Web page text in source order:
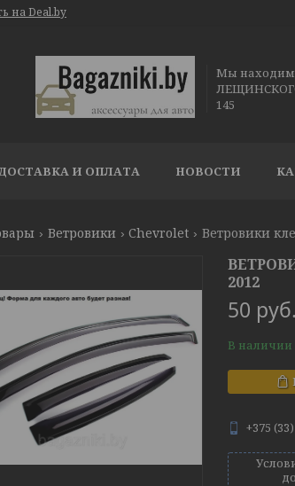
на Deal.by
Мы
145
И ОПЛАТА НОВОСТИ
Ветровики Chevrolet Ветровики
2012
50 руб.
В наличии
+375